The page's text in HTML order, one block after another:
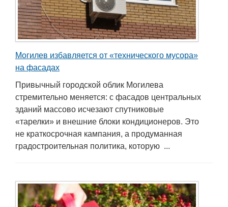
Могилев избавляется от «технического мусора»
на фасадах
Привычный городской облик Могилева
стремительно меняется: с фасадов центральных
зданий массово исчезают спутниковые
«тарелки» и внешние блоки кондиционеров. Это
не краткосрочная кампания, а продуманная
градостроительная политика, которую ...